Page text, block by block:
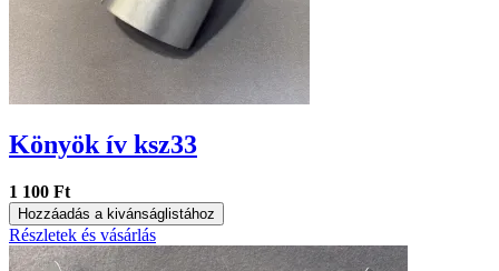
Könyök ív ksz33
1 100 Ft
Hozzáadás a kivánságlistához
Részletek és vásárlás